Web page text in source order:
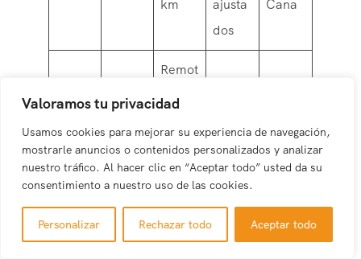
Valoramos tu privacidad
Usamos cookies para mejorar su experiencia de navegación,
mostrarle anuncios o contenidos personalizados y analizar
nuestro tráfico. Al hacer clic en “Aceptar todo” usted da su
consentimiento a nuestro uso de las cookies.
Personalizar Rechazar todo Aceptar todo
km
ajusta
dos
Cana
Canto
de la
Playa
Isla
Saona
Remot
a,
es,
forma
rocosa
avanz
ado,
especi
alizad